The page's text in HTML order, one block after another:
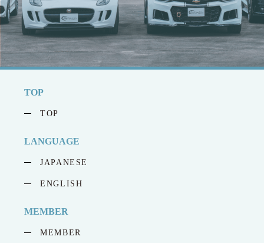
TOP
TOP
LANGUAGE
JAPANESE
ENGLISH
MEMBER
MEMBER